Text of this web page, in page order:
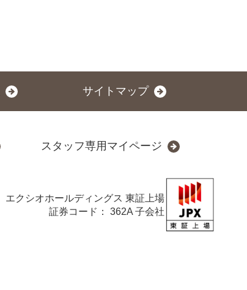
サイトマップ
スタッフ専用マイページ
エクシオホールディングス 東証上場
証券コード： 362A 子会社